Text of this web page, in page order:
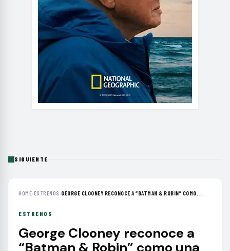
SIGUIENTE
HOME›ESTRENOS ›GEORGE CLOONEY RECONOCE A “BATMAN & ROBIN” COMO...
ESTRENOS
George Clooney reconoce a
“Batman & Robin” como una